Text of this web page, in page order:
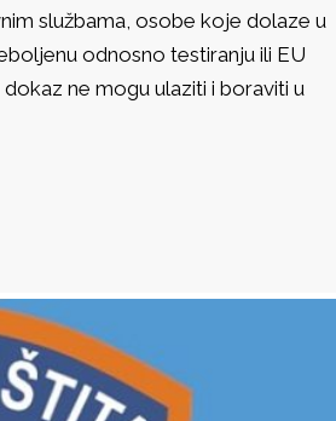
službama, osobe koje dolaze u
odnosno testiranju ili EU
ne mogu ulaziti i boraviti u